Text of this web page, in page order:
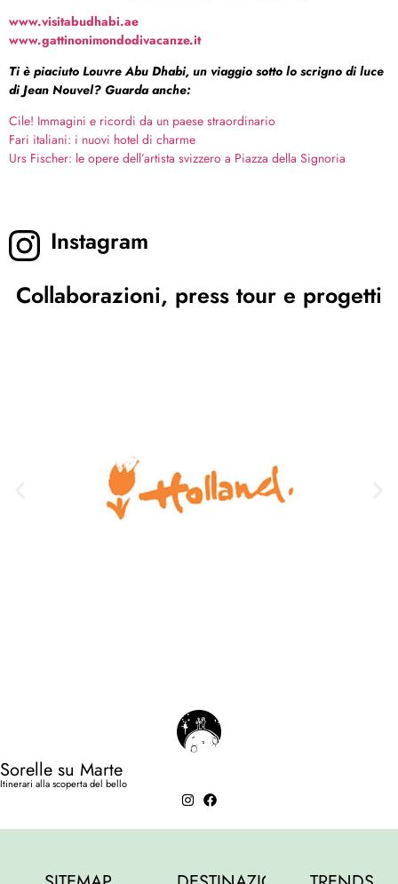
www.visitabudhabi.ae
www.gattinonimondodivacanze.it
Ti è piaciuto Louvre Abu Dhabi, un viaggio sotto lo scrigno di luce
di Jean Nouvel? Guarda anche:
Cile! Immagini e ricordi da un paese straordinario
Fari italiani: i nuovi hotel di charme
Urs Fischer: le opere dell’artista svizzero a Piazza della Signoria
Instagram
Collaborazioni, press tour e progetti
Sorelle su Marte
Itinerari alla scoperta del bello